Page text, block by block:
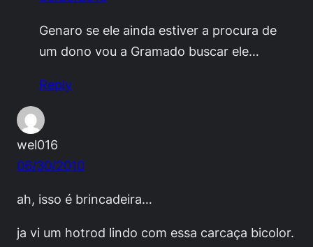
Genaro se ele ainda estiver a procura de
um dono vou a Gramado buscar ele…
Reply
wel016
06/30/2010
ah, isso é brincadeira…
ja vi um hotrod lindo com essa carcaça bicolor.